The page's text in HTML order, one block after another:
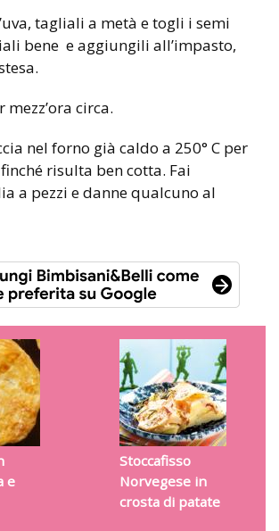
tagliali a metà e togli i semi
bene e aggiungili all’impasto,
circa.
nel forno già caldo a 250° C per
finché risulta ben cotta. Fai
a pezzi e danne qualcuno al
e
Stoccafisso
Norvegese in
crosta di patate